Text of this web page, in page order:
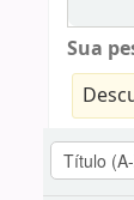
Sua